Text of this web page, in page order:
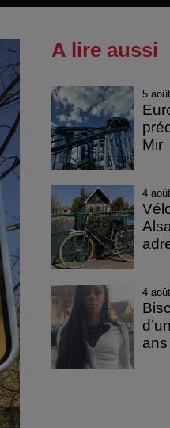
A lire aussi
5
Mir
4
4
ans